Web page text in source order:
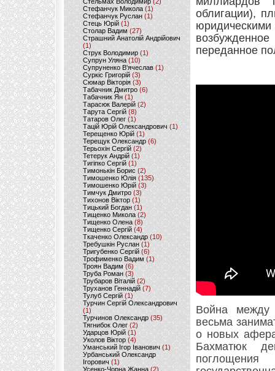
Стефанчук Микола (1)
Стефанчук Руслан (1)
Стець Юрій (1)
Столар Вадим(27)
Страшний Анатолій Андрійович
(1)
Струк Володимир (1)
Супрун Уляна (10)
Супруненко В'ячеслав (1)
Суркіс Григорій (3)
Сюмар Вікторія (3)
Табачник Дмитро (6)
Табачник Ян(1)
Тарасюк Валерій (2)
Тарута Сергій (8)
Татаров Олег(1)
Тацій Юрій Олександрович(1)
Терещенко Юрій(1)
Терещук Олександр(6)
Терьохін Сергій (2)
Тетерук Андрій (1)
Тигіпко Сергій(1)
Тимонькін Борис (2)
Тимошенко Юлія (135)
Тимошенко Юрій(3)
Тимчук Дмитро (3)
Тихонов Віктор (1)
Тицький Богдан (1)
Тищенко Микола (2)
Тищенко Олена (8)
Тищенко Сергій (4)
Ткаченко Олександр (10)
Требушкін Руслан (1)
Тригубенко Сергій(6)
Трофименко Вадим (1)
Троян Вадим (6)
Труба Роман(3)
Трубаров Віталій (2)
Труханов Геннадій (7)
Тулуб Сергій(1)
Турчин Сергій Олександрович
(1)
Турчинов Олександр(35)
Тягнибок Олег (2)
Ударцов Юрій (1)
Уколов Віктор(4)
Уманський Ігор Іванович(1)
Урбанський Олександр
Ігорович (1)
Усенко-Чорна Жанна (2)
облигации),
переданное
Война между
весьма
о новых
Бахматюк